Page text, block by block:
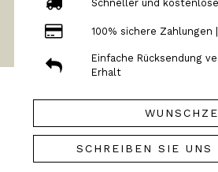
Schneller und
100% sichere Zahlungen
Einfache Rücksendung
Erhalt
SCHREIBEN SIE UNS